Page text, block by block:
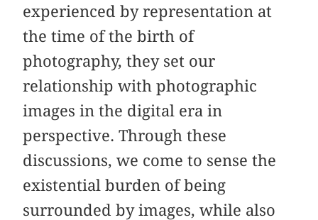
experienced by representation at
the time of the birth of
photography, they set our
relationship with photographic
images in the digital era in
perspective. Through these
discussions, we come to sense the
existential burden of being
surrounded by images, while also